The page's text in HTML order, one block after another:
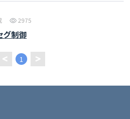
2975
グ制御
1